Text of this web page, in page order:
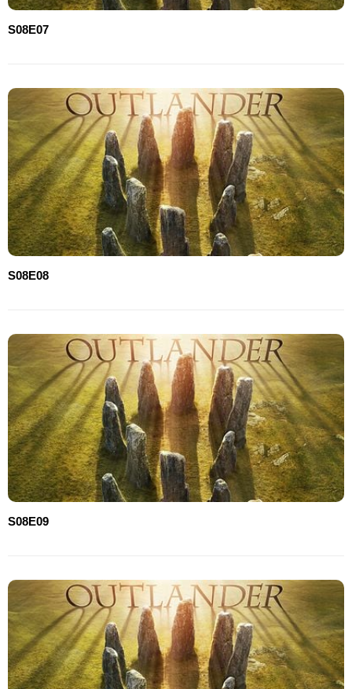
S08E07
S08E08
S08E09